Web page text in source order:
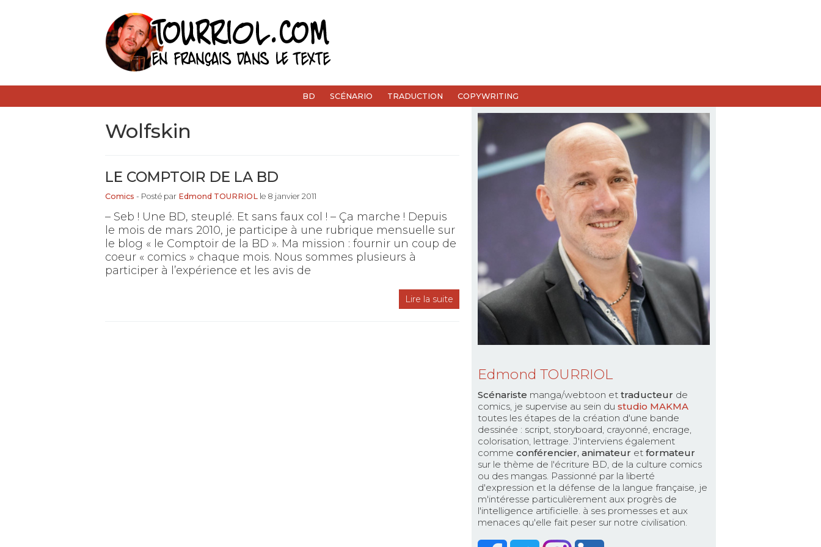
BD SCÉNARIO TRADUCTION COPYWRITING
Wolfskin
LE COMPTOIR DE LA BD
Comics - Posté par Edmond TOURRIOL le 8 janvier 2011
– Seb ! Une BD, steuplé. Et sans faux col ! – Ça marche ! Depuis
le mois de mars 2010, je participe à une rubrique mensuelle sur
le blog « le Comptoir de la BD ». Ma mission : fournir un coup de
coeur « comics » chaque mois. Nous sommes plusieurs à
participer à l’expérience et les avis de
Lire la suite
Edmond TOURRIOL
Scénariste manga/webtoon et traducteur de
comics, je supervise au sein du studio MAKMA
toutes les étapes de la création d'une bande
dessinée : script, storyboard, crayonné, encrage,
colorisation, lettrage. J'interviens également
comme conférencier, animateur et formateur
sur le thème de l'écriture BD, de la culture comics
ou des mangas. Passionné par la liberté
d'expression et la défense de la langue française, je
m'intéresse particulièrement aux progrès de
l'intelligence artificielle. à ses promesses et aux
menaces qu'elle fait peser sur notre civilisation.